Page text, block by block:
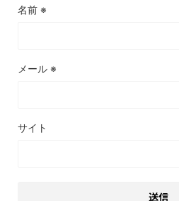
名前 ※
メール ※
サイト